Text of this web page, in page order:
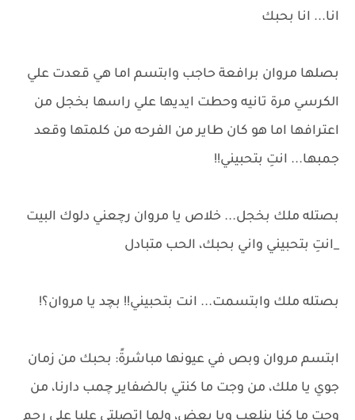
انا... انا بحبك
بصلها مروان برافعة حاجب وابتسم اما هي قعدت علي
الكرسي مرة تانيه وحطت ايديها علي راسها بخجل من
اعترافها اما هو كان طاير من الفرحه من كلمتها وقعد
جمبها... انتِ بتحبيني!!
بصتله ملك بخجل... خلاص يا مروان رچعني دلوك البيت
_انتِ بتحبيني واني بحبك، الحب متبادل
بصتله ملك وابتسمت... انت بتحبيني!! بچد يا مروان؟!
ابتسم مروان وبص في عيونها مباشرةً: بحبك من زمان
جوي يا ملك، من وجت ما كنتي بالضفاير چمب دارنا، من
وجت ما كنا بنلعب ويا بعض، ولما اتصلتي عليا علي رجم